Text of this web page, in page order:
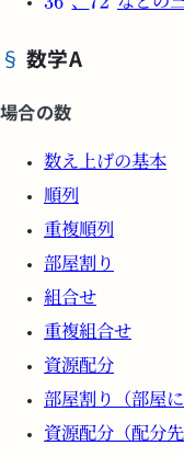
数学A
場合の数
数え上げの基本
順列
重複順列
部屋割り
組合せ
重複組合せ
資源配分
部屋割り（部屋
資源配分（配分